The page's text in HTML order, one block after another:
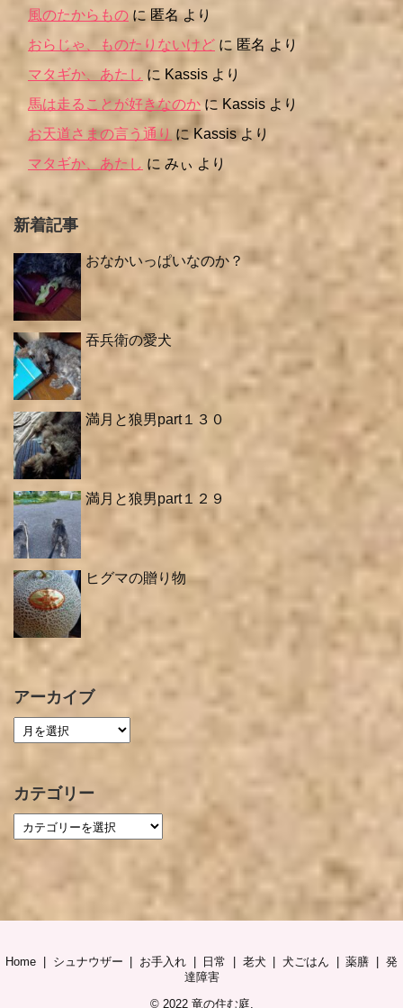
風のたからもの に 匿名より
おらじゃ、ものたりないけど に 匿名 より
マタギか、あたし に Kassis より
馬は走ることが好きなのかに Kassis より
お天道さまの言う通り に Kassis より
マタギか、あたし に みぃ より
新着記事
おなかいっぱいなのか？
吞兵衛の愛犬
満月と狼男part１３０
満月と狼男part１２９
ヒグマの贈り物
アーカイブ
カテゴリー
Home シュナウザー お手入れ 日常 老犬 犬ごはん 薬膳
発
達障害
© 2022 竜の住む庭